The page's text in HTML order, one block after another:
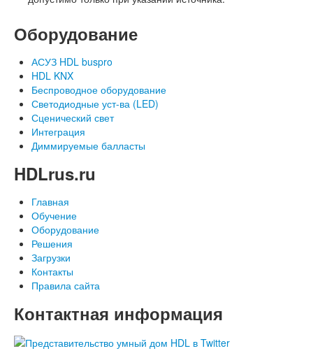
Оборудование
АСУЗ HDL buspro
HDL KNX
Беспроводное оборудование
Светодиодные уст-ва (LED)
Сценический свет
Интеграция
Диммируемые балласты
HDLrus.ru
Главная
Обучение
Оборудование
Решения
Загрузки
Контакты
Правила сайта
Контактная информация